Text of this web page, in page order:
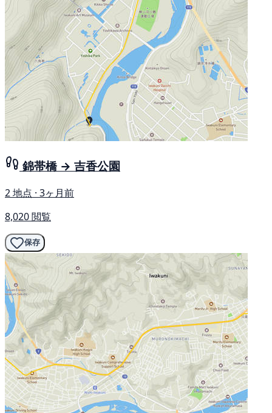
錦帯橋 → 吉香公園
2 地点 · 3ヶ月前
8,020 閲覧
保存